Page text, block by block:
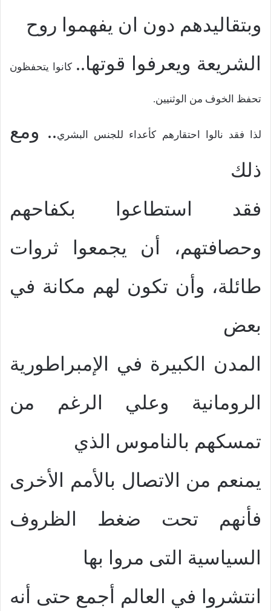
وبتقاليدهم دون ان يفهموا روح
الشريعة ويعرفوا قوتها.. كانوا يتحفظون
تحفظ الخوف من الوثنيين.
لذا فقد نالوا احتقارهم كأعداء للجنس البشري.. ومع
ذلك
فقد استطاعوا بكفاحهم
وحصافتهم، أن يجمعوا ثروات
طائلة، وأن تكون لهم مكانة في
بعض
المدن الكبيرة في الإمبراطورية
الرومانية وعلي الرغم من
تمسكهم بالناموس الذي
يمنعم من الاتصال بالأمم الأخرى
فأنهم تحت ضغط الظروف
السياسية التى مروا بها
انتشروا في العالم أجمع حتى أنه